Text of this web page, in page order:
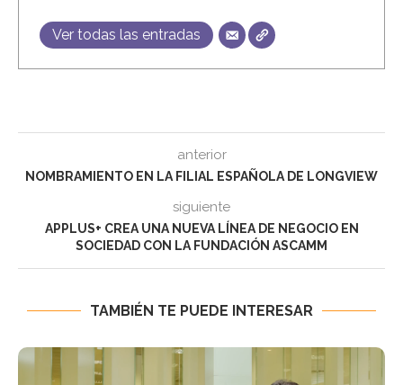
Ver todas las entradas
anterior
NOMBRAMIENTO EN LA FILIAL ESPAÑOLA DE LONGVIEW
siguiente
APPLUS+ CREA UNA NUEVA LÍNEA DE NEGOCIO EN
SOCIEDAD CON LA FUNDACIÓN ASCAMM
TAMBIÉN TE PUEDE INTERESAR